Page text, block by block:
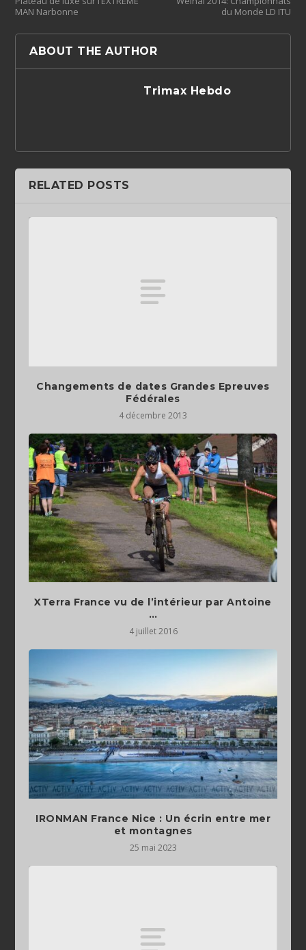
MAN Narbonne
du Monde LD ITU
ABOUT THE AUTHOR
Trimax Hebdo
RELATED POSTS
Changements de dates Grandes Epreuves
Fédérales
4 décembre 2013
XTerra France vu de l’intérieur par Antoine
…
4 juillet 2016
IRONMAN France Nice : Un écrin entre mer
et montagnes
25 mai 2023